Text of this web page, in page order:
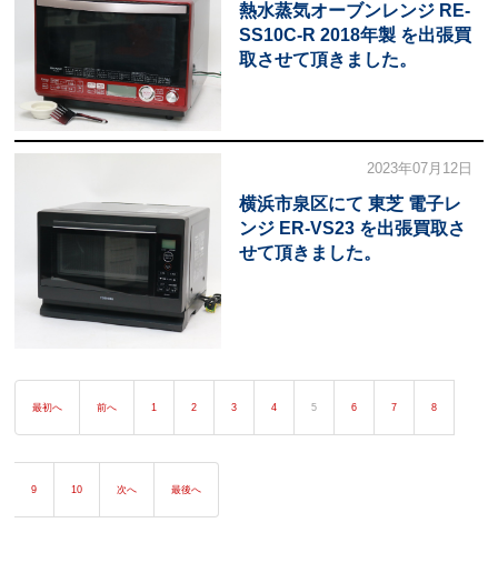
熱水蒸気オーブンレンジ RE-
SS10C-R 2018年製 を出張買
取させて頂きました。
2023年07月12日
横浜市泉区にて 東芝 電子レ
ンジ ER-VS23 を出張買取さ
せて頂きました。
最初へ 前へ 1 2 3 4 5 6 7 8
9 10 次へ 最後へ